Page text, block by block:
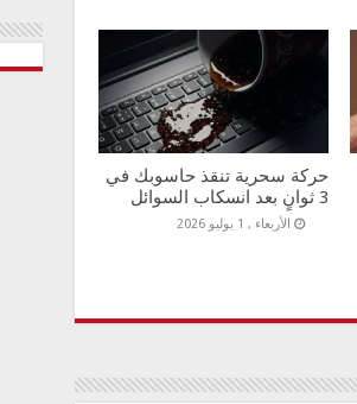
حركة سحرية تنقذ حاسوبك في
3 ثوانٍ بعد انسكاب السوائل
الأربعاء , 1 يوليو 2026